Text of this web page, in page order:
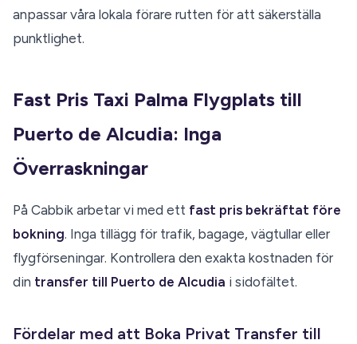
anpassar våra lokala förare rutten för att säkerställa
punktlighet.
Fast Pris Taxi Palma Flygplats till
Puerto de Alcudia: Inga
Överraskningar
På Cabbik arbetar vi med ett fast pris bekräftat före
bokning. Inga tillägg för trafik, bagage, vägtullar eller
flygförseningar. Kontrollera den exakta kostnaden för
din transfer till Puerto de Alcudia i sidofältet.
Fördelar med att Boka Privat Transfer till